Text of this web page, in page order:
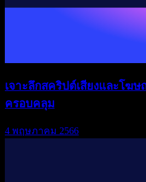
เจาะลึกสคริปต์เสียงและโฆ
ครอบคลุม
4 พฤษภาคม 2566